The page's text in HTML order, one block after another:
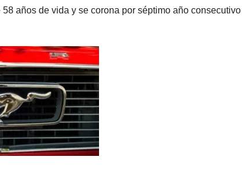
58 años de vida y se corona por séptimo año